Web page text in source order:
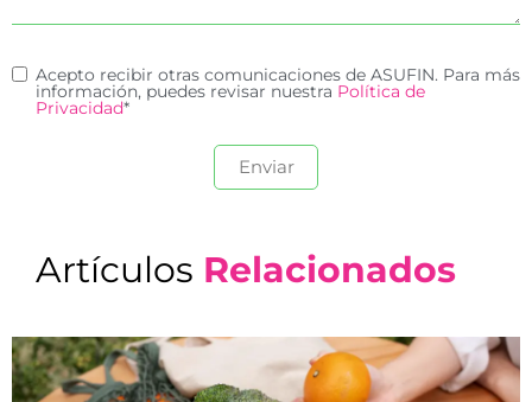
Acepto recibir otras comunicaciones de ASUFIN. Para más
información, puedes revisar nuestra Política de
Privacidad*
Artículos Relacionados